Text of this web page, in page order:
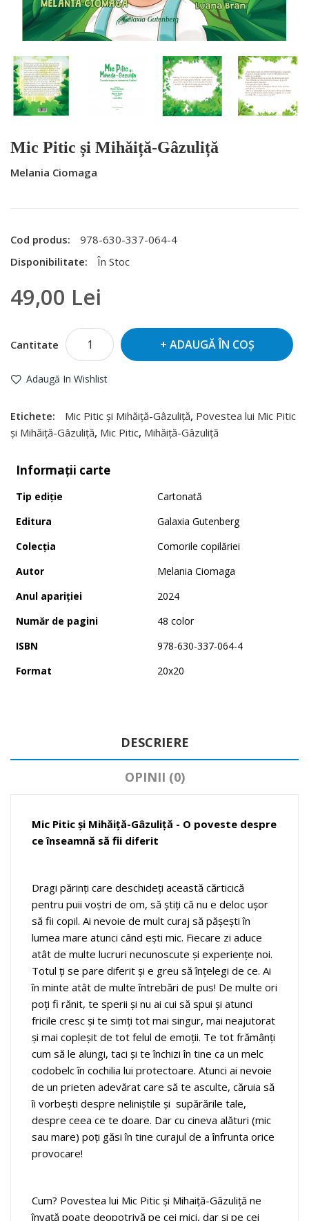
Mic Pitic și Mihăiță-Gâzuliță
Melania Ciomaga
Cod produs:
978-630-337-064-4
Disponibilitate:
În Stoc
49,00 Lei
Cantitate ADAUGĂ ÎN COŞ
Adaugă In Wishlist
Etichete: Mic Pitic și Mihăiță-Gâzuliță, Povestea lui Mic Pitic
și Mihăiță-Gâzuliță, Mic Pitic, Mihăiță-Gâzuliță
Informaţii carte
Tip ediţie
Cartonată
Editura
Galaxia Gutenberg
Colecţia
Comorile copilăriei
Autor
Melania Ciomaga
Anul apariţiei
2024
Număr de pagini
48 color
ISBN
978-630-337-064-4
Format
20x20
DESCRIERE
OPINII (0)
Mic Pitic și Mihăiță-Gâzuliță - O poveste despre
ce înseamnă să fii diferit
Dragi părinţi care deschideți această cărticică
pentru puii voştri de om, să ştiţi că nu e deloc uşor
să fii copil. Ai nevoie de mult curaj să păşeşti în
lumea mare atunci când ești mic. Fiecare zi aduce
atât de multe lucruri necunoscute și experiențe noi.
Totul ți se pare diferit și e greu să înțelegi de ce. Ai
în minte atât de multe întrebări de pus! De multe ori
poți fi rănit, te sperii și nu ai cui să spui și atunci
fricile cresc și te simți tot mai singur, mai neajutorat
și mai copleșit de tot felul de emoții. Te tot frămânți
cum să le alungi, taci şi te închizi în tine ca un melc
codobelc în cochilia lui protectoare. Atunci ai nevoie
de un prieten adevărat care să te asculte, căruia să
îi vorbeşti despre neliniştile şi supărările tale,
despre ceea ce te doare. Dar cu cineva alături (mic
sau mare) poți găsi în tine curajul de a înfrunta orice
provocare!
Cum? Povestea lui Mic Pitic şi Mihaiță-Gâzuliță ne
învață poate deopotrivă pe cei mici, dar şi pe cei